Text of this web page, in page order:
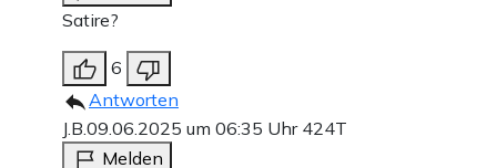
Satire?
6
Antworten
J.B. 09.06.2025 um 06:35 Uhr 424T
Melden